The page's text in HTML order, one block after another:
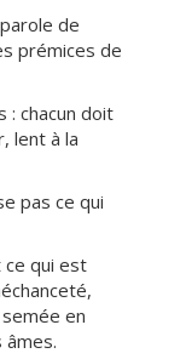
de
prémices de
: chacun doit
lent à la
pas ce qui
ce qui est
en
âmes.